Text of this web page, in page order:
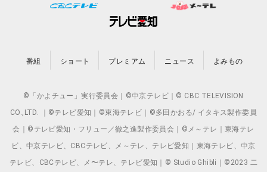
番組 ショート プレミアム ニュース よみもの
©「かよチュー」実行委員会｜©中京テレビ｜© CBC TELEVISION
CO.,LTD. ｜©テレビ愛知｜©東海テレビ｜©多田かおる/ イタキス製作委員
会｜©テレビ愛知・フリュー／徹之進製作委員会｜©メ～テレ｜東海テレ
ビ、中京テレビ、CBCテレビ、メ～テレ、テレビ愛知｜東海テレビ、中京
テレビ、CBCテレビ、メ〜テレ、テレビ愛知｜© Studio Ghibli｜©2023 二